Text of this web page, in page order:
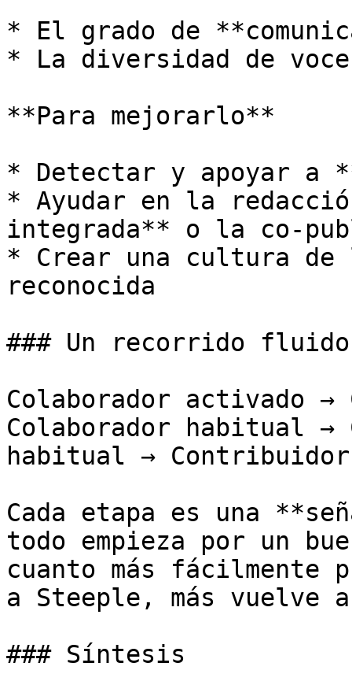
* El grado de
* La diversidad de
**Para mejorarlo**
* Detectar y apoyar a
* Ayudar en la
integrada** o la co-
* Crear una cultura
reconocida
### Un recorrido
Colaborador activado
Colaborador habitual →
habitual →
Cada etapa es una
todo empieza por un
cuanto más fácilmente
a Steeple, más vuelve
### Síntesis